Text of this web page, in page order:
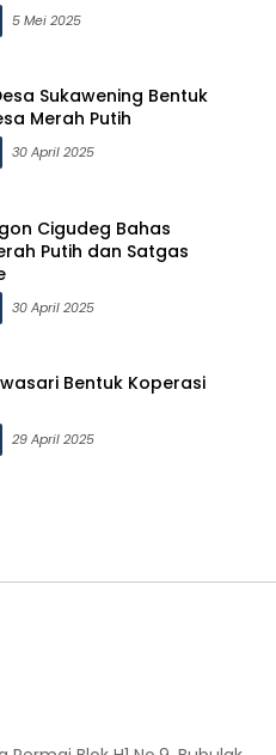
5 Mei 2025
Sukawening Bentuk
Merah Putih
30 April 2025
Cigudeg Bahas
Putih dan Satgas
30 April 2025
Bentuk Koperasi
29 April 2025